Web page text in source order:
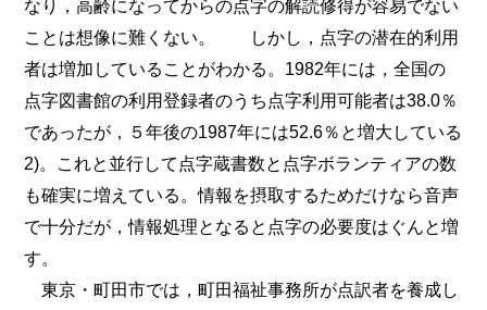
なり，高齢になってからの点字の解読修得が容易でない
ことは想像に難くない。 しかし，点字の潜在的利用
者は増加していることがわかる。1982年には，全国の
点字図書館の利用登録者のうち点字利用可能者は38.0％
であったが，５年後の1987年には52.6％と増大している
2)。これと並行して点字蔵書数と点字ボランティアの数
も確実に増えている。情報を摂取するためだけなら音声
で十分だが，情報処理となると点字の必要度はぐんと増
す。
東京・町田市では，町田福祉事務所が点訳者を養成し